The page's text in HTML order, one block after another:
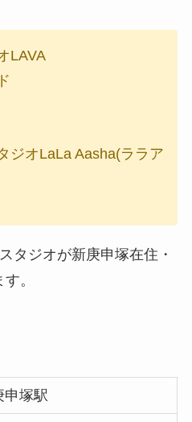
LAVA
ジオLaLa Aasha(ララア
タジオが新庚申塚在住・
。
申塚駅